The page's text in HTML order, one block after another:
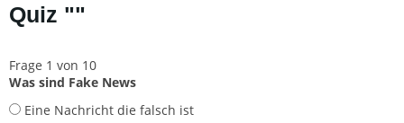
Quiz ""
Frage 1 von 10
Was sind Fake News
Eine Nachricht die falsch ist